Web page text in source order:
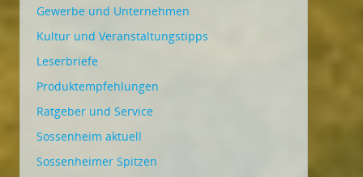
Gewerbe und Unternehmen
Kultur und Veranstaltungstipps
Leserbriefe
Produktempfehlungen
Ratgeber und Service
Sossenheim aktuell
Sossenheimer Spitzen